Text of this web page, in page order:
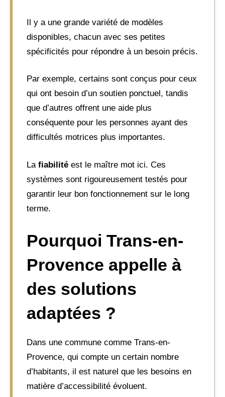
Il y a une grande variété de modèles
disponibles, chacun avec ses petites
spécificités pour répondre à un besoin précis.
Par exemple, certains sont conçus pour ceux
qui ont besoin d’un soutien ponctuel, tandis
que d’autres offrent une aide plus
conséquente pour les personnes ayant des
difficultés motrices plus importantes.
La fiabilité est le maître mot ici. Ces
systèmes sont rigoureusement testés pour
garantir leur bon fonctionnement sur le long
terme.
Pourquoi Trans-en-
Provence appelle à
des solutions
adaptées ?
Dans une commune comme Trans-en-
Provence, qui compte un certain nombre
d’habitants, il est naturel que les besoins en
matière d’accessibilité évoluent.